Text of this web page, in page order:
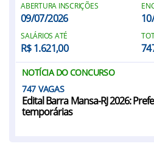
ABERTURA INSCRIÇÕES
09/07/2026
SALÁRIOS ATÉ
R$ 1.621,00
NOTÍCIA DO CONCURSO
747
Edital Barra Mansa-RJ 2026:
temporárias